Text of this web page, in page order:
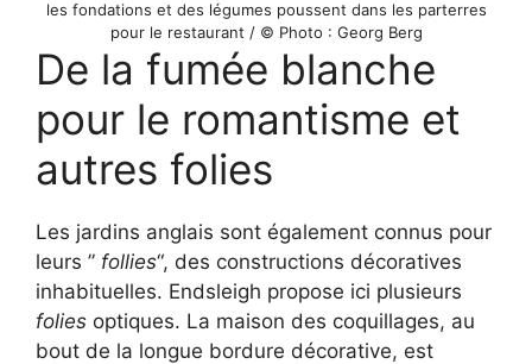
les fondations et des légumes poussent dans les parterres
pour le restaurant / © Photo : Georg Berg
De la fumée blanche
pour le romantisme et
autres folies
Les jardins anglais sont également connus pour
leurs ” follies“, des constructions décoratives
inhabituelles. Endsleigh propose ici plusieurs
folies optiques. La maison des coquillages, au
bout de la longue bordure décorative, est